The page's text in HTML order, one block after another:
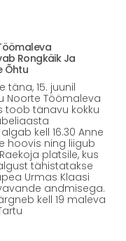
Rongkäik Ja
Õhtu
täna, 15. juunil
Noorte Töömaleva
toob tänavu kokku
kell 16.30 Anne
hoovis ning liigub
platsile, kus
tähistatakse
Urmas Klaasi
andmisega.
kell 19 maleva